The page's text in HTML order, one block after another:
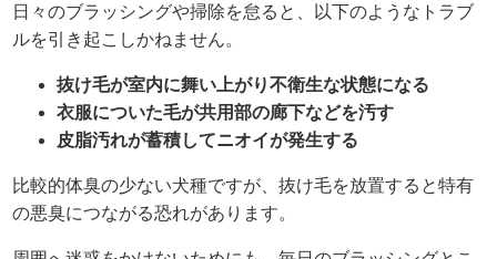
日々のブラッシングや掃除を怠ると、以下のようなトラブ
ルを引き起こしかねません。
抜け毛が室内に舞い上がり不衛生な状態になる
衣服についた毛が共用部の廊下などを汚す
皮脂汚れが蓄積してニオイが発生する
比較的体臭の少ない犬種ですが、抜け毛を放置すると特有
の悪臭につながる恐れがあります。